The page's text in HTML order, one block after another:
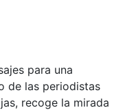
para una
de las periodistas
recoge la mirada